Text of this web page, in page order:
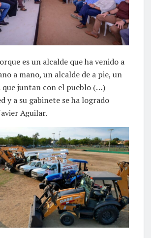
es un alcalde que ha venido a
a mano, un alcalde de a pie, un
que juntan con el pueblo (…)
y a su gabinete se ha logrado
Aguilar.